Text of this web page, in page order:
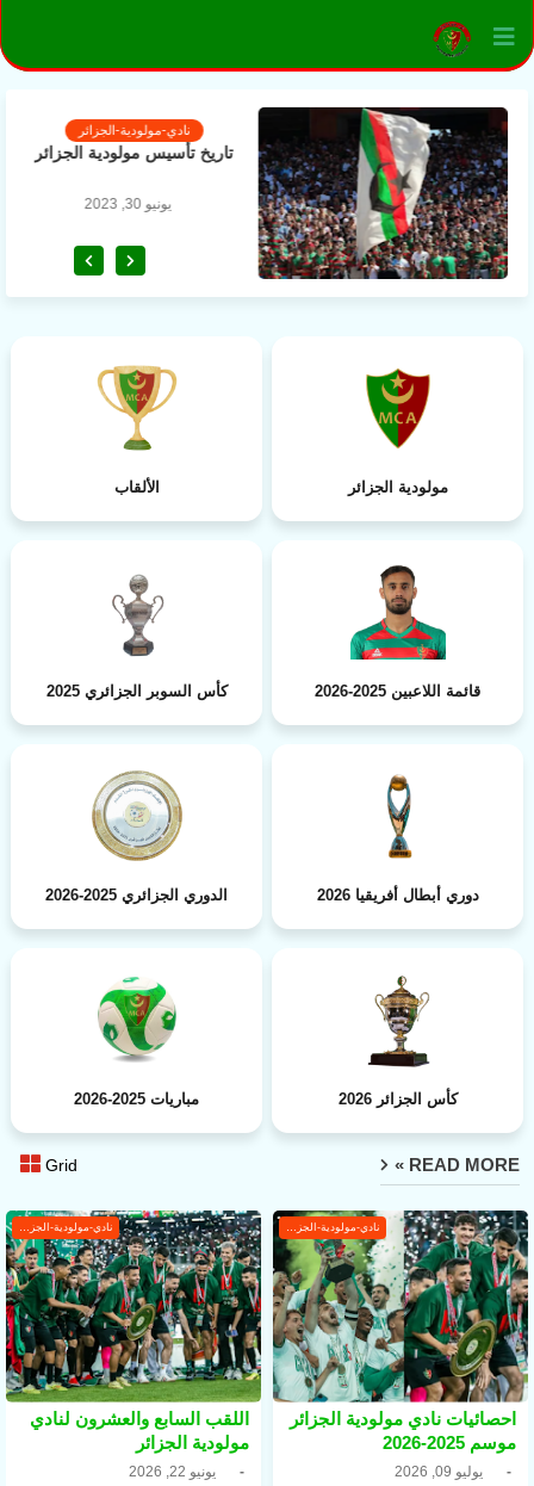
نادي-مولودية-الجزائر
تاريخ تأسيس مولودية الجزائر
يونيو 30, 2023
مولودية الجزائر الألقاب
قائمة اللاعبين 2025-2026 كأس السوبر الجزائري 2025
دوري أبطال أفريقيا 2026 الدوري الجزائري 2025-2026
كأس الجزائر 2026 مباريات 2025-2026
READ MORE »
Grid
نادي-مولودية-الجزائر
احصائيات نادي مولودية الجزائر
موسم 2025-2026
يوليو 09, 2026
نادي-مولودية-الجزائر
اللقب السابع والعشرون لنادي
مولودية الجزائر
يونيو 22, 2026